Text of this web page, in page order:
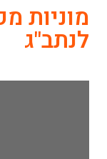
מוניות
לנתב"ג